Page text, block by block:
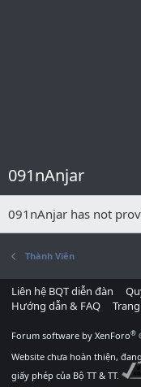
091nAnjar
091nAnjar has not
Thành Viên
Liên hệ BQT diễn đàn
Hướng dẫn & FAQ
Forum software by XenForo®
Website chưa hoàn thiện,
giấy phép của Bộ TT & TT.